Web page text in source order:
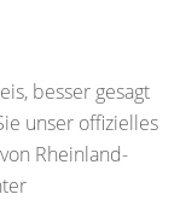
besser gesagt
unser offizielles
Rheinland-